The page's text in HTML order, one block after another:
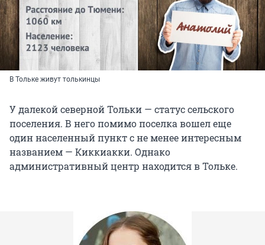
В Тольке живут толькинцы
У далекой северной Тольки — статус сельского
поселения. В него помимо поселка вошел еще
один населенный пункт с не менее интересным
названием — Киккиакки. Однако
административный центр находится в Тольке.